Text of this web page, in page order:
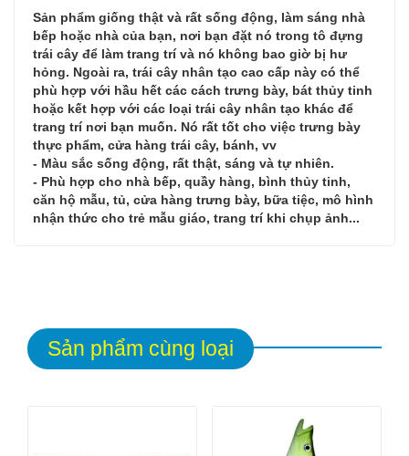
Sản phẩm giống thật và rất sống động, làm sáng nhà
bếp hoặc nhà của bạn, nơi bạn đặt nó trong tô đựng
trái cây để làm trang trí và nó không bao giờ bị hư
hỏng. Ngoài ra, trái cây nhân tạo cao cấp này có thể
phù hợp với hầu hết các cách trưng bày, bát thủy tinh
hoặc kết hợp với các loại trái cây nhân tạo khác để
trang trí nơi bạn muốn. Nó rất tốt cho việc trưng bày
thực phẩm, cửa hàng trái cây, bánh, vv
- Màu sắc sống động, rất thật, sáng và tự nhiên.
- Phù hợp cho nhà bếp, quầy hàng, bình thủy tinh,
căn hộ mẫu, tủ, cửa hàng trưng bày, bữa tiệc, mô hình
nhận thức cho trẻ mẫu giáo, trang trí khi chụp ảnh...
Sản phẩm cùng loại